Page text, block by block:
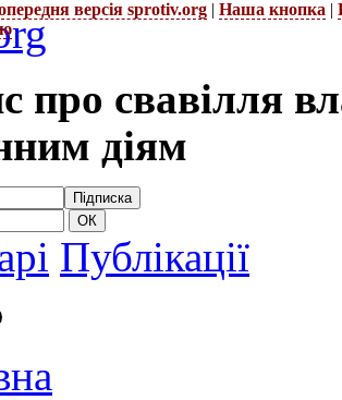
версія sprotiv.org | Наша кнопка |
про свавілля
діям
Публікації